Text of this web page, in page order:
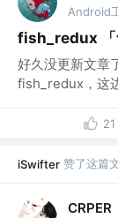
Android
fish_redux 「
好久没更新文章
fish_redux，这
21
iSwifter 赞了这篇
CRPER